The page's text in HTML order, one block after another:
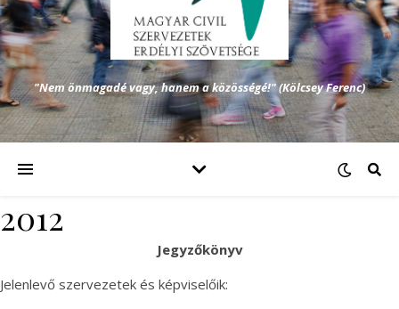
"Nem önmagadé vagy, hanem a közösségé!" (Kölcsey Ferenc)
2012
Jegyzőkönyv
Jelenlevő szervezetek és képviselőik: